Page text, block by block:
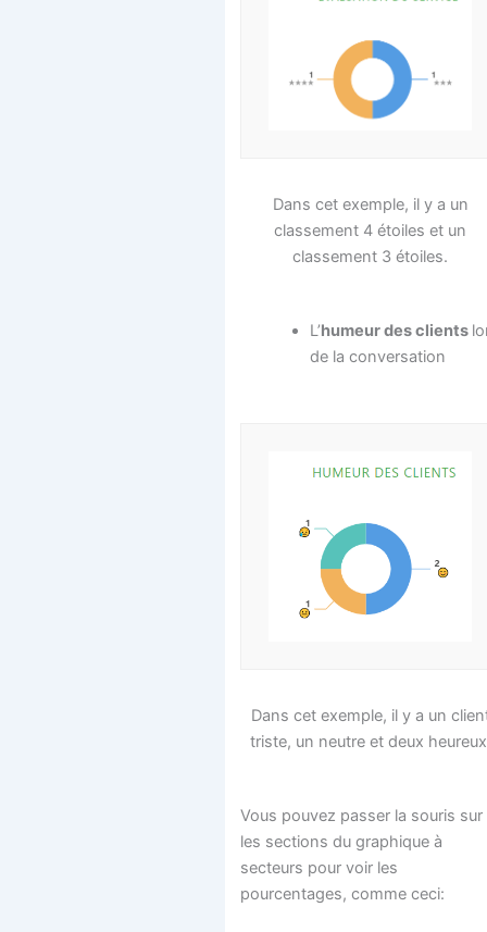
Dans cet exemple, il y a un
classement 4 étoiles et un
classement 3 étoiles.
L’humeur des clients
de la conversation
Dans cet exemple, il y a un
triste, un neutre et deux
Vous pouvez passer la souris sur
les sections du graphique à
secteurs pour voir les
pourcentages, comme ceci: